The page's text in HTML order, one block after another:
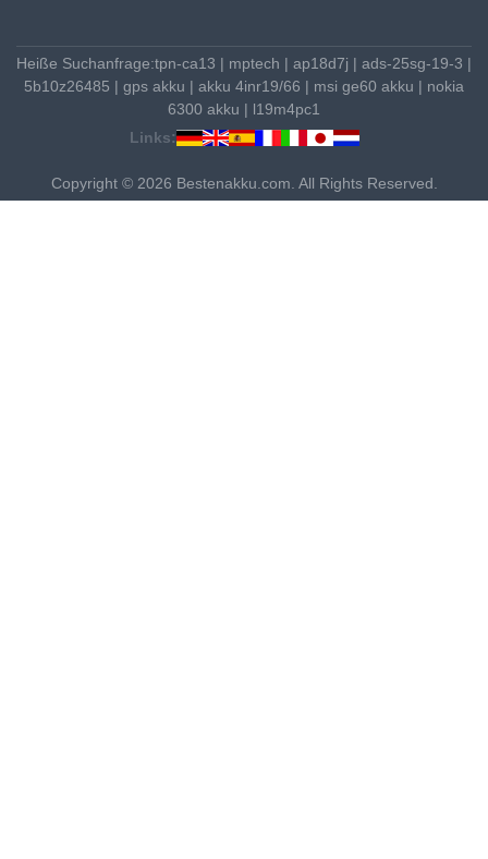
Heiße Suchanfrage:tpn-ca13 | mptech | ap18d7j | ads-25sg-19-3 |
5b10z26485 | gps akku | akku 4inr19/66 | msi ge60 akku | nokia
6300 akku | l19m4pc1
Links:
Copyright © 2026 Bestenakku.com. All Rights Reserved.